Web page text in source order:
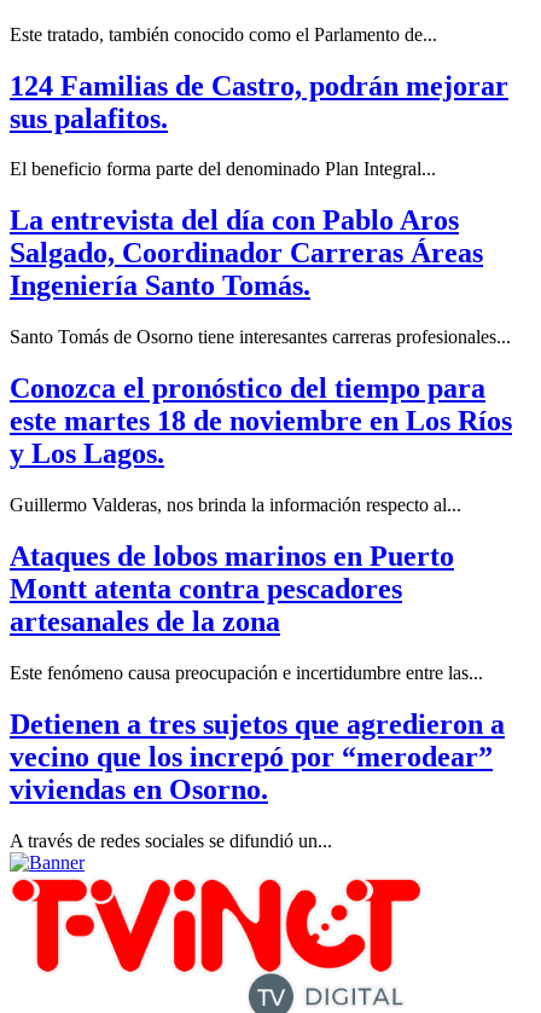
Este tratado, también conocido como el Parlamento de...
124 Familias de Castro, podrán mejorar
sus palafitos.
El beneficio forma parte del denominado Plan Integral...
La entrevista del día con Pablo Aros
Salgado, Coordinador Carreras Áreas
Ingeniería Santo Tomás.
Santo Tomás de Osorno tiene interesantes carreras profesionales...
Conozca el pronóstico del tiempo para
este martes 18 de noviembre en Los Ríos
y Los Lagos.
Guillermo Valderas, nos brinda la información respecto al...
Ataques de lobos marinos en Puerto
Montt atenta contra pescadores
artesanales de la zona
Este fenómeno causa preocupación e incertidumbre entre las...
Detienen a tres sujetos que agredieron a
vecino que los increpó por “merodear”
viviendas en Osorno.
A través de redes sociales se difundió un...